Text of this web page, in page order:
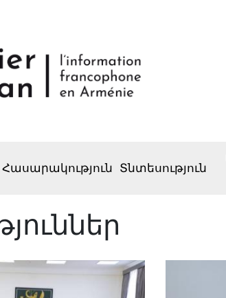
Հասարակություն Տնտեսություն